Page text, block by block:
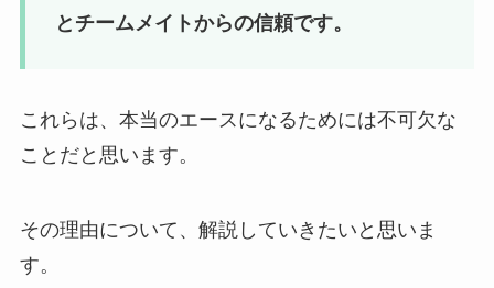
とチームメイトからの信頼です。
これらは、本当のエースになるためには不可欠な
ことだと思います。
その理由について、解説していきたいと思いま
す。